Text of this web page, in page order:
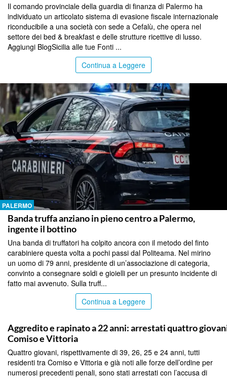
Il comando provinciale della guardia di finanza di Palermo ha
individuato un articolato sistema di evasione fiscale internazionale
riconducibile a una società con sede a Cefalù, che opera nel
settore dei bed & breakfast e delle strutture ricettive di lusso.
Aggiungi BlogSicilia alle tue Fonti ...
Continua a Leggere
PALERMO
Banda truffa anziano in pieno centro a Palermo,
ingente il bottino
Una banda di truffatori ha colpito ancora con il metodo del finto
carabiniere questa volta a pochi passi dal Politeama. Nel mirino
un uomo di 79 anni, presidente di un’associazione di categoria,
convinto a consegnare soldi e gioielli per un presunto incidente di
fatto mai avvenuto. Sulla truff...
Continua a Leggere
Aggredito e rapinato a 22 anni: arrestati quattro
Comiso e Vittoria
Quattro giovani, rispettivamente di 39, 26, 25 e 24 anni, tutti
residenti tra Comiso e Vittoria e già noti alle forze dell’ordine per
numerosi precedenti penali, sono stati arrestati con l’accusa di